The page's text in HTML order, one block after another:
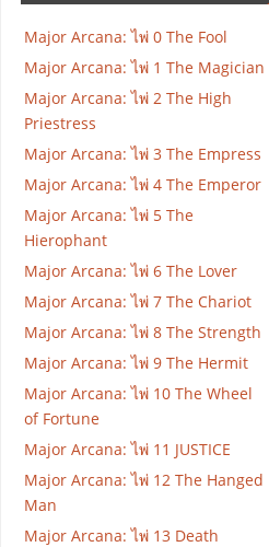
Major Arcana: ไพ่ 0 The Fool
Major Arcana: ไพ่ 1 The Magician
Major Arcana: ไพ่ 2 The High
Priestress
Major Arcana: ไพ่ 3 The Empress
Major Arcana: ไพ่ 4 The Emperor
Major Arcana: ไพ่ 5 The
Hierophant
Major Arcana: ไพ่ 6 The Lover
Major Arcana: ไพ่ 7 The Chariot
Major Arcana: ไพ่ 8 The Strength
Major Arcana: ไพ่ 9 The Hermit
Major Arcana: ไพ่ 10 The Wheel
of Fortune
Major Arcana: ไพ่ 11 JUSTICE
Major Arcana: ไพ่ 12 The Hanged
Man
Major Arcana: ไพ่ 13 Death